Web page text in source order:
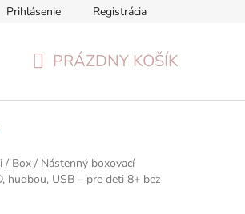
na odstúpenie od zmluvy
Prihlásenie Registrácia
PRÁZDNY KOŠÍK
/ Box / Nástenný boxovací
hudbou, USB – pre deti 8+ bez